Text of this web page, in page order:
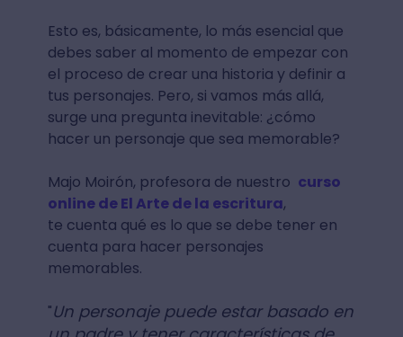
Esto es, básicamente, lo más esencial que
debes saber al momento de empezar con
el proceso de crear una historia y definir a
tus personajes. Pero, si vamos más allá,
surge una pregunta inevitable: ¿cómo
hacer un personaje que sea memorable?
Majo Moirón, profesora de nuestro curso
online de El Arte de la escritura,
te cuenta qué es lo que se debe tener en
cuenta para hacer personajes
memorables.
"Un personaje puede estar basado en